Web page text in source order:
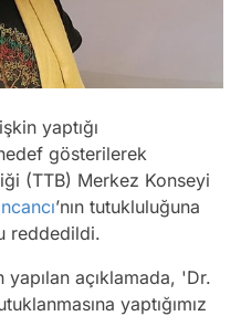
yaptığı
gösterilerek
(TTB) Merkez Konseyi
’nın tutukluluğuna
reddedildi.
açıklamada, 'Dr.
yaptığımız